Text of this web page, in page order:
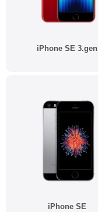
iPhone SE 3.gen
iPhone SE